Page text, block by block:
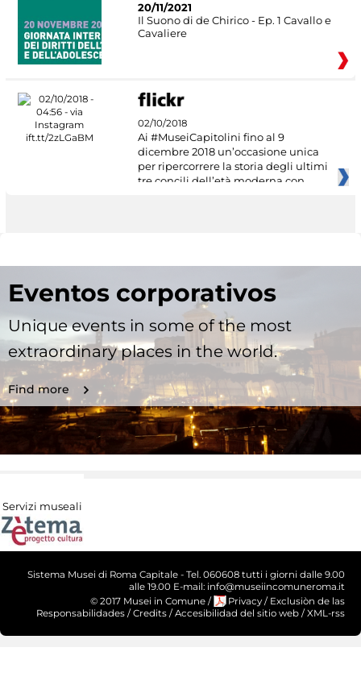
20/11/2021
Il Suono di de Chirico - Ep. 1 Cavallo e
Cavaliere
02/10/2018
Ai #MuseiCapitolini fino al 9
dicembre 2018 un’occasione unica
per ripercorrere la storia degli ultimi
tre concili dell’età moderna con
Eventos corporativos
Unique events in some of the most
extraordinary places in the world.
Find more
Servizi museali
Sistema Musei di Roma Capitale - Tel. 060608 tutti i giorni dalle 9.00
alle 19.00 E-mail: info@museiincomuneroma.it
© 2017 Musei in Comune / Privacy / Exclusiòn de las
Responsabilidades / Credits / Accesibilidad del sitio web / XML-rss